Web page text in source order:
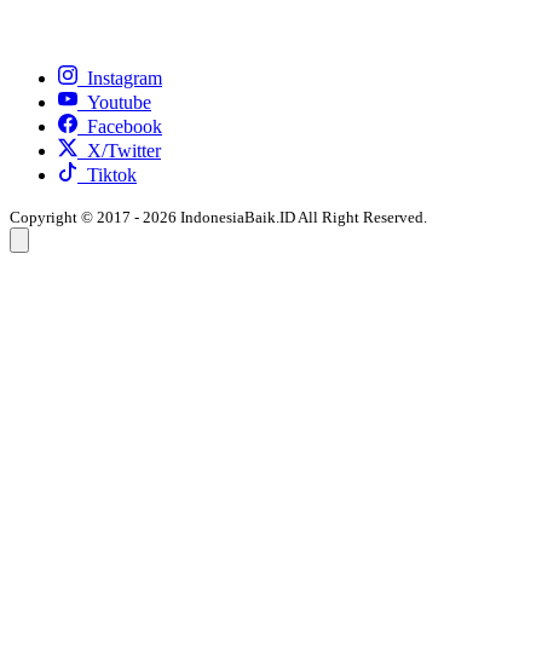
Instagram
Youtube
Facebook
X/Twitter
Tiktok
Copyright © 2017 - 2026 IndonesiaBaik.ID All Right Reserved.